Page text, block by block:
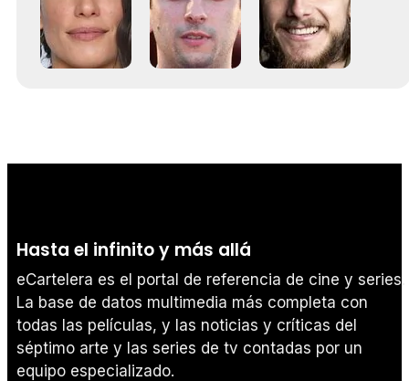
Hasta el infinito y más allá
eCartelera es el portal de referencia de cine y series.
La base de datos multimedia más completa con
todas las películas, y las noticias y críticas del
séptimo arte y las series de tv contadas por un
equipo especializado.